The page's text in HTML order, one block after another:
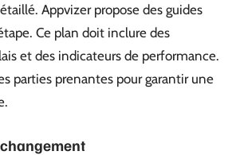
Appvizer propose des guides
Ce plan doit inclure des
et des indicateurs de performance.
parties prenantes pour garantir une